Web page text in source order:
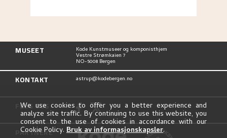
MUSEET Kode Kunstmuseer og komponisthjem
Vestre Strømkaien 7
NO-5008 Bergen
KONTAKT astrup@kodebergen.no
FØLG OSS
PARTNERE
We use cookies to offer you a better experience and
analyze site traffic. By continuing to use this website, you
consent to the use of cookies in accordance with our
Cookie Policy. Bruk av informasjonskapsler.